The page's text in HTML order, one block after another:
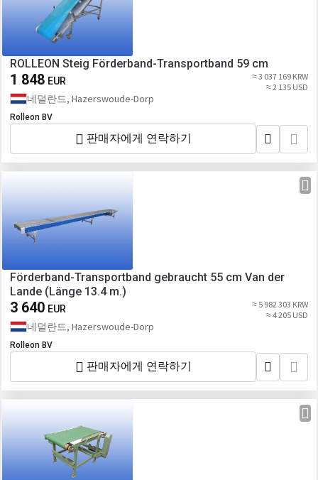
ROLLEON Steig Förderband-Transportband 59 cm
1 848 EUR
≈ 3 037 169 KRW
≈ 2 135 USD
네덜란드, Hazerswoude-Dorp
Rolleon BV
판매자에게 연락하기
Förderband-Transportband gebraucht 55 cm Van der
Lande (Länge 13.4 m.)
3 640 EUR
≈ 5 982 303 KRW
≈ 4 205 USD
네덜란드, Hazerswoude-Dorp
Rolleon BV
판매자에게 연락하기